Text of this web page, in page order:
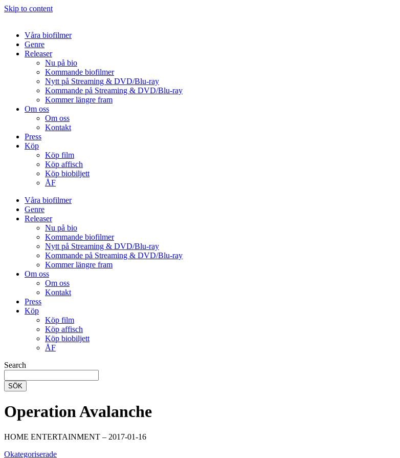
Skip to content
Våra biofilmer
Genre
Releaser
Nu på bio
Kommande biofilmer
Nytt på Streaming & DVD/Blu-ray
Kommande på Streaming & DVD/Blu-ray
Kommer längre fram
Om oss
Om oss
Kontakt
Press
Köp
Köp film
Köp affisch
Köp biobiljett
ÅF
Våra biofilmer
Genre
Releaser
Nu på bio
Kommande biofilmer
Nytt på Streaming & DVD/Blu-ray
Kommande på Streaming & DVD/Blu-ray
Kommer längre fram
Om oss
Om oss
Kontakt
Press
Köp
Köp film
Köp affisch
Köp biobiljett
ÅF
Search
SÖK
Operation Avalanche
HOME ENTERTAINMENT – 2017-01-16
Okategoriserade